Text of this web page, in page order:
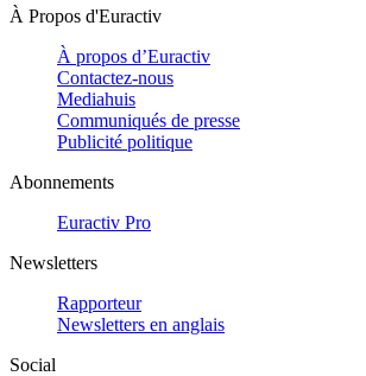
À Propos d'Euractiv
À propos d’Euractiv
Contactez-nous
Mediahuis
Communiqués de presse
Publicité politique
Abonnements
Euractiv Pro
Newsletters
Rapporteur
Newsletters en anglais
Social